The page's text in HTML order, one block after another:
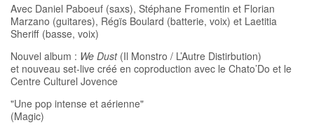
Avec Daniel Paboeuf (saxs), Stéphane Fromentin et Florian
Marzano (guitares), Régïs Boulard (batterie, voix) et Laetitia
Sheriff (basse, voix)
Nouvel album : We Dust(Il Monstro / L’Autre Distirbution)
et nouveau set-live créé en coproduction avec le Chato’Do et le
Centre Culturel Jovence
"Une pop intense et aérienne"
(Magic)